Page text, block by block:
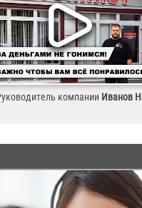
компании Иванов